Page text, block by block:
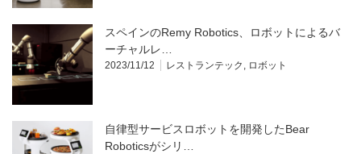
スペインのRemy Robotics、ロボットによるバ
ーチャルレ…
2023/11/12 レストランテック , ロボット
自律型サービスロボットを開発したBear
Roboticsがシリ…